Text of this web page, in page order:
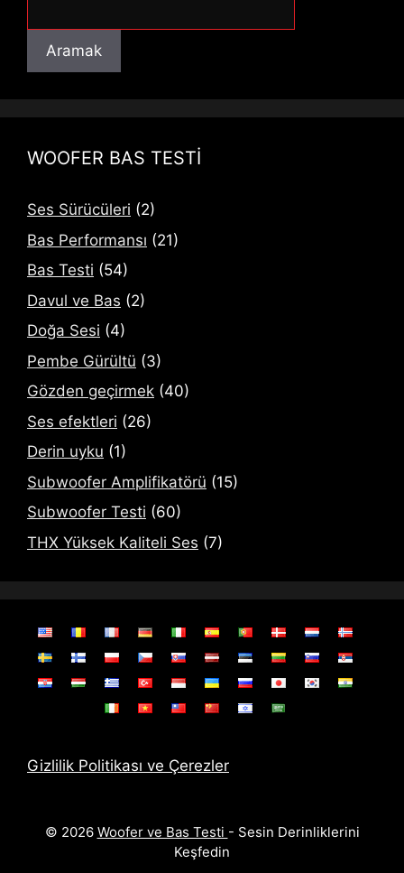
Aramak
WOOFER BAS TESTİ
Ses Sürücüleri (2)
Bas Performansı (21)
Bas Testi (54)
Davul ve Bas (2)
Doğa Sesi (4)
Pembe Gürültü (3)
Gözden geçirmek (40)
Ses efektleri (26)
Derin uyku (1)
Subwoofer Amplifikatörü (15)
Subwoofer Testi (60)
THX Yüksek Kaliteli Ses (7)
Gizlilik Politikası ve Çerezler
© 2026 Woofer ve Bas Testi - Sesin Derinliklerini
Keşfedin